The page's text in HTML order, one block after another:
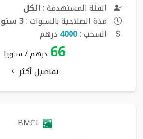
الفئة المستهدفة :الكل
مدة الصلاحية بالسنوات :3 سنوات
السحب :4000 درهم
66 درهم / سنويا
تفاصيل أكثر
BMCI